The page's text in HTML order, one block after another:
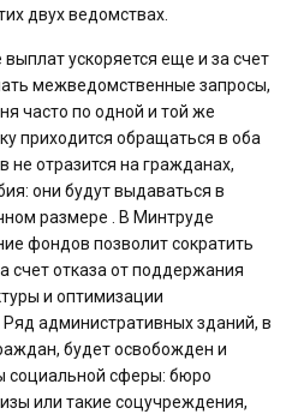
двух ведомствах.
ускоряется еще и за счет
межведомственные запросы,
часто по одной и той же
приходится обращаться в оба
отразится на гражданах,
они будут выдаваться в
размере . В Минтруде
фондов позволит сократить
счет отказа от поддержания
и оптимизации
административных зданий, в
будет освобожден и
социальной сферы: бюро
или такие соцучреждения,